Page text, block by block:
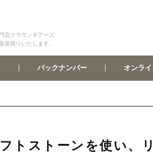
店クラウンギアーズ
見積りいたします。
バックナンバー オンラ
トストーンを使い、